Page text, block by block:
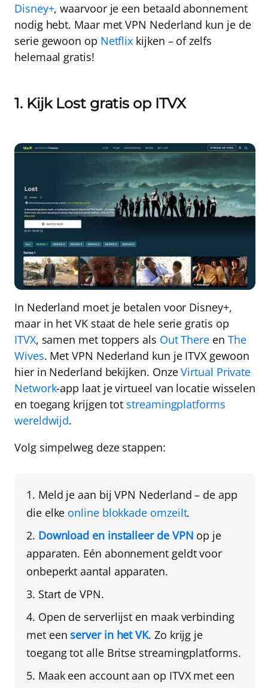
Disney+, waarvoor je een betaald abonnement
nodig hebt. Maar metVPN Nederland kun je de
serie gewoon op Netflix kijken – of zelfs
helemaal gratis!
1. Kijk Lost gratis op ITVX
In Nederland moet je betalen voor Disney+,
maar in het VK staat de hele serie gratis op
ITVX, samen met toppers als Out There en The
Wives. MetVPN Nederland kun je ITVX gewoon
hier in Nederland bekijken. OnzeVirtual Private
Network-app laat je virtueel van locatie wisselen
en toegang krijgen tot streamingplatforms
wereldwijd.
Volg simpelweg deze stappen:
Meld je aan bij VPN Nederland – de app
die elke online blokkade omzeilt.
Download en installeer de VPN op je
apparaten. Eén abonnement geldt voor
onbeperkt aantal apparaten.
Start de VPN.
Open de serverlijst en maak verbinding
met eenserver in het VK. Zo krijg je
toegang tot alle Britse streamingplatforms.
Maak een account aan op ITVX met een